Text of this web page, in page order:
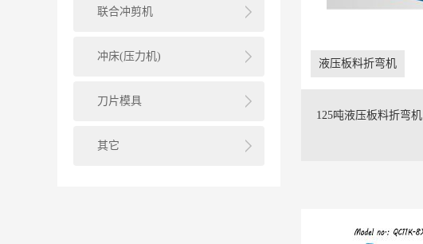
联合冲剪机
冲床(压力机)
刀片模具
其它
液压板料折弯机
125吨液压板料折弯机